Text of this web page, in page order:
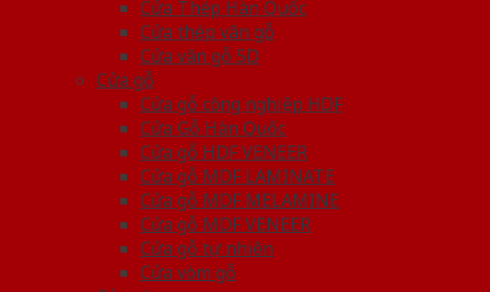
Cửa Thép Hàn Quốc
Cửa thép vân gỗ
Cửa vân gỗ 5D
Cửa gỗ
Cửa gỗ công nghiệp HDF
Cửa Gỗ Hàn Quốc
Cửa gỗ HDF VENEER
Cửa gỗ MDF LAMINATE
Cửa gỗ MDF MELAMINE
Cửa gỗ MDF VENEER
Cửa gỗ tự nhiên
Cửa vòm gỗ